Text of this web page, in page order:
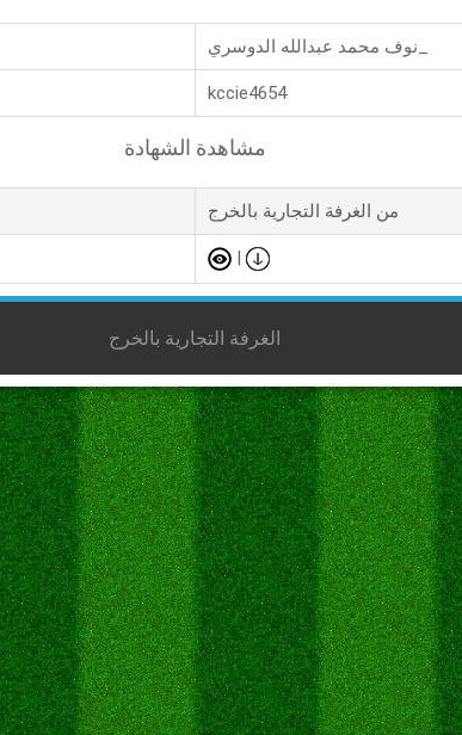
kccie4654
مشاهدة الشهادة
من الغرفة التجارية بالخرج
|
الغرفة التجارية بالخرج